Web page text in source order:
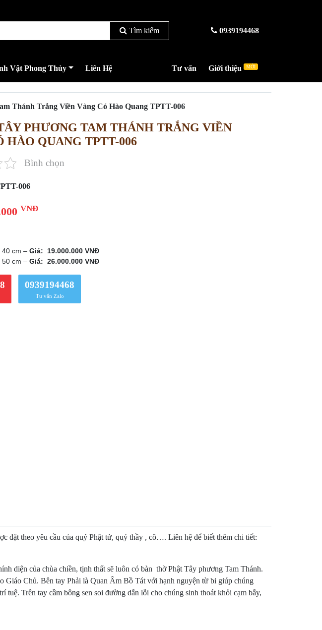
Tìm kiếm 0939194468
Vật Phong Thủy Liên Hệ Tư vấn Giới thiệu MỚI
Thánh Trắng Viền Vàng Có Hào Quang TPTT-006
PHƯƠNG TAM THÁNH TRẮNG VIỀN
HÀO QUANG TPTT-006
Bình chọn
006
VNĐ
40 cm – Giá: 19.000.000 VNĐ
50 cm – Giá: 26.000.000 VNĐ
0939194468
Tư vấn Zalo
đặt theo yêu cầu của quý Phật tử, quý thầy , cô…. Liên hệ để biết thêm chi tiết:
diện của chùa chiền, tịnh thất sẽ luôn có bàn thờ Phật Tây phương Tam Thánh.
Chủ. Bên tay Phải là Quan Âm Bồ Tát với hạnh nguyện từ bi giúp chúng
Trên tay cầm bông sen soi đường dẫn lỗi cho chúng sinh thoát khỏi cạm bẫy,